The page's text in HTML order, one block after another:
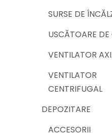
SURSE DE
USCĂTOARE DE
VENTILATOR
VENTILATOR
CENTRIFUGAL
DEPOZITARE
ACCESORII